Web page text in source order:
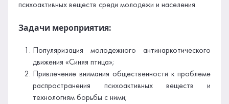
психоактивных веществ среди молодежи и населения.
Задачи мероприятия:
Популяризация молодежного антинаркотического
движения «Синяя птица»;
Привлечение внимания общественности к проблеме
распространения психоактивных веществ и
технологиям борьбы с ними;